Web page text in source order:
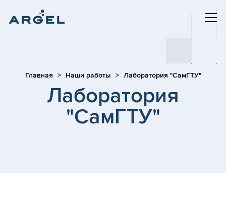
Главная Наши работы Лаборатория "СамГТУ"
Лаборатория
"СамГТУ"